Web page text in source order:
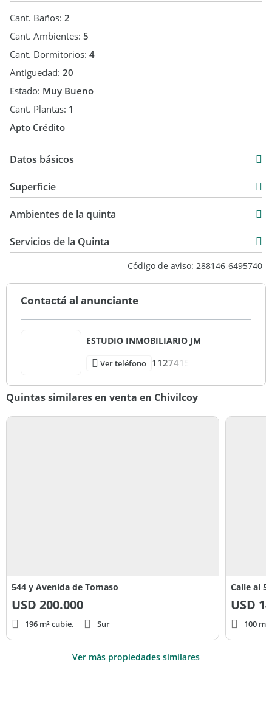
Consultanos y coordiná tu visita.
Cant. Baños: 2
Cant. Ambientes: 5
Cant. Dormitorios: 4
Antiguedad: 20
Estado: Muy Bueno
Cant. Plantas: 1
Apto Crédito
Datos básicos
USD 198.000
Superficie
160 m2
160 m2
Ambientes de la quinta
Servicios de la Quinta
Código de aviso: 288146-6495740
Contactá al anunciante
ESTUDIO INMOBILIARIO JM
Ver teléfono 1127415
Quintas similares en venta en Chivilcoy
544 y Avenida de Tomaso
USD 200.000
196 m² cubie. Sur
Calle al
USD
100
Ver más propiedades similares